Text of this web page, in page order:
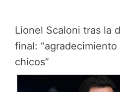
Lionel Scaloni tras la
final:
chicos”